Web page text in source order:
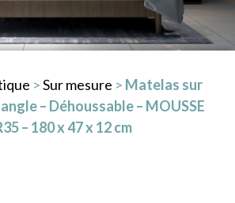
>Sur mesure > Matelas sur
– Déhoussable – MOUSSE
– 180 x 47 x 12 cm